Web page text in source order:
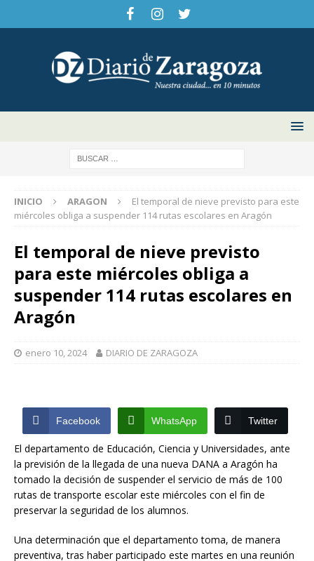
INICIO ARAGON
El temporal de nieve previsto para este
miércoles obliga a suspender 114 rutas escolares en Aragón
El temporal de nieve previsto
para este miércoles obliga a
suspender 114 rutas escolares en
Aragón
enero 10, 2024 DIARIO DE ZARAGOZA
Facebook WhatsApp Twitter
El departamento de Educación, Ciencia y Universidades, ante
la previsión de la llegada de una nueva DANA a Aragón ha
tomado la decisión de suspender el servicio de más de 100
rutas de transporte escolar este miércoles con el fin de
preservar la seguridad de los alumnos.
Una determinación que el departamento toma, de manera
preventiva, tras haber participado este martes en una reunión